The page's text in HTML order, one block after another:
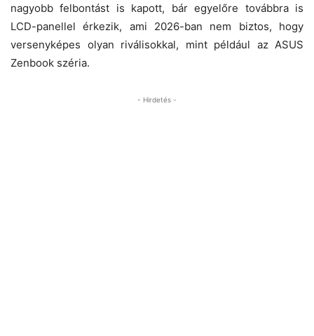
nagyobb felbontást is kapott, bár egyelőre továbbra is
LCD-panellel érkezik, ami 2026-ban nem biztos, hogy
versenyképes olyan riválisokkal, mint például az ASUS
Zenbook széria.
- Hirdetés -